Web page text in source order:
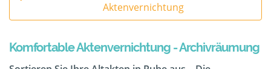
Aktenvernichtung
Komfortable Aktenvernichtung - Archivräumung